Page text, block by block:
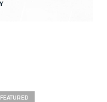
FEATURED